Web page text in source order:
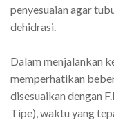
penyesuaian agar
dehidrasi.
Dalam menjalankan
memperhatikan
disesuaikan dengan
Tipe), waktu yang